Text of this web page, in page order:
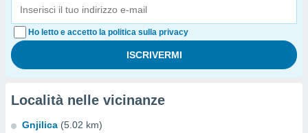
Ho letto e accetto la politica sulla privacy
Località nelle vicinanze
Gnjilica (5.02 km)